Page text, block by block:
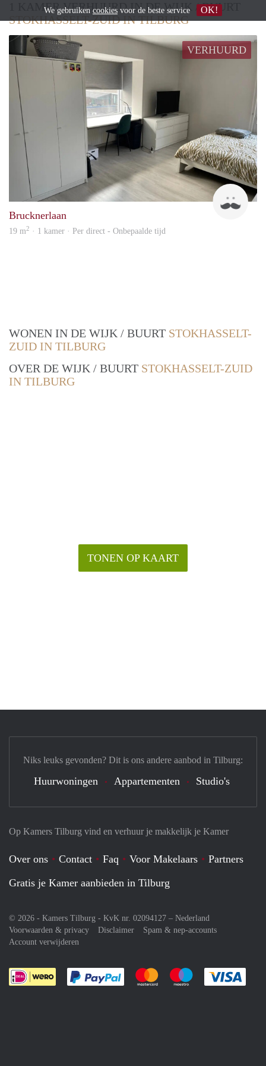
1 KAMER VERHUURD IN DE WIJK / BUURT
STOKHASSELT-ZUID IN TILBURG
VERHUURD
Jack
Brucknerlaan
19 m2 · 1 kamer · Per direct - Onbepaalde tijd
WONEN IN DE WIJK / BUURT STOKHASSELT-
ZUID IN TILBURG
OVER DE WIJK / BUURT STOKHASSELT-ZUID
IN TILBURG
TONEN OP KAART
Op Kamers Tilburg vind en verhuur je makkelijk je Kamer
Over ons Contact Faq Voor Makelaars
Partners
Gratis je Kamer aanbieden in Tilburg
© 2026 - Kamers Tilburg - KvK nr. 02094127 – Nederland
Voorwaarden & privacy
Disclaimer
Spam & nep-accounts
Account verwijderen
Je rekent gemakkelijk af met Paypal
Je rekent gemakkelijk af met
Je rekent
Niks leuks gevonden? Dit is ons andere aanbod in Tilburg:
Huurwoningen Appartementen Studio's
We gebruiken cookies voor de beste service OK!